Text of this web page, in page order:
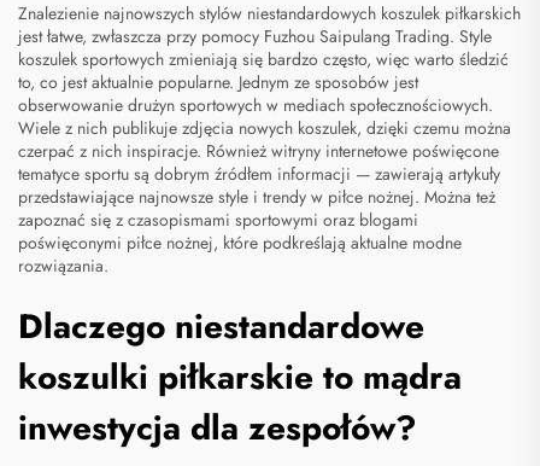
Znalezienie najnowszych stylów niestandardowych koszulek piłkarskich
jest łatwe, zwłaszcza przy pomocy Fuzhou Saipulang Trading. Style
koszulek sportowych zmieniają się bardzo często, więc warto śledzić
to, co jest aktualnie popularne. Jednym ze sposobów jest
obserwowanie drużyn sportowych w mediach społecznościowych.
Wiele z nich publikuje zdjęcia nowych koszulek, dzięki czemu można
czerpać z nich inspiracje. Również witryny internetowe poświęcone
tematyce sportu są dobrym źródłem informacji — zawierają artykuły
przedstawiające najnowsze style i trendy w piłce nożnej. Można też
zapoznać się z czasopismami sportowymi oraz blogami
poświęconymi piłce nożnej, które podkreślają aktualne modne
rozwiązania.
Dlaczego niestandardowe
koszulki piłkarskie to mądra
inwestycja dla zespołów?